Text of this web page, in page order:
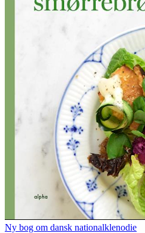
Ny bog om dansk nationalklenodie